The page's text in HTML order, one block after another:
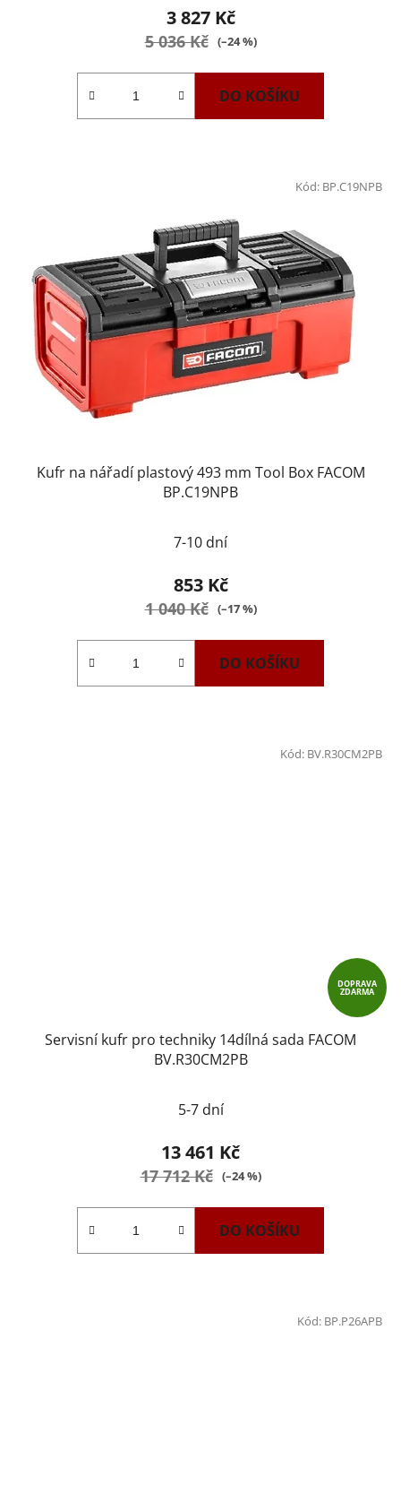
3 827 Kč
5 036 Kč (–24 %)
DO KOŠÍKU
Kufr na nářadí plastový 493 mm Tool Box FACOM
BP.C19NPB
hodnocení
produktu
je
7-10 dní
853 Kč
1 040 Kč (–17 %)
DO KOŠÍKU
Kód: BP.C19NPB
DOPRAVA
ZDARMA
Servisní kufr pro techniky 14dílná sada FACOM
BV.R30CM2PB
5-7 dní
13 461 Kč
17 712 Kč (–24 %)
DO KOŠÍKU
Kód: BV.R30CM2PB
Kód: BP.P26APB